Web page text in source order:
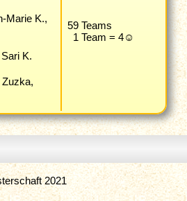
Marie K.,
K.
59 Teams
1 Team = 4☺
2021